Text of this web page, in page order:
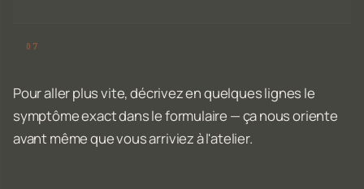
Pour aller plus vite, décrivez en quelques lignes le
symptôme exact dans le formulaire — ça nous oriente
avant même que vous arriviez à l'atelier.